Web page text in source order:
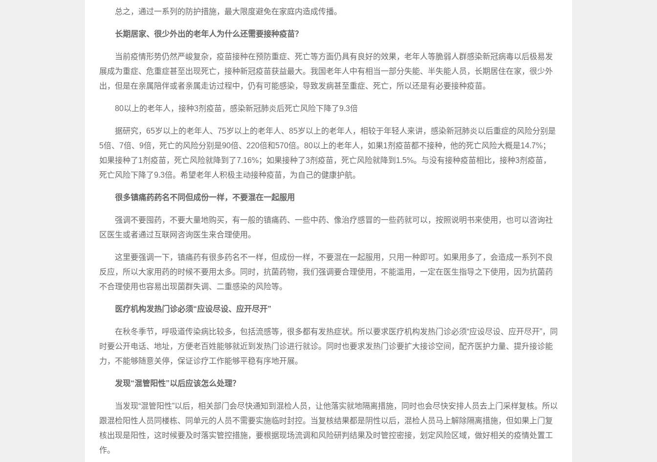
总之，通过一系列的防护措施，最大限度避免在家庭内造成传播。
长期居家、很少外出的老年人为什么还需要接种疫苗？
当前疫情形势仍然严峻复杂，疫苗接种在预防重症、死亡等方面仍具有良好的效果，老年人等脆弱人群感染新冠病毒以后极易发
展成为重症、危重症甚至出现死亡，接种新冠疫苗获益最大。我国老年人中有相当一部分失能、半失能人员，长期居住在家，很少外
出，但是在亲属陪伴或者亲属走访过程中，仍有可能感染，导致发病甚至重症、死亡，所以还是有必要接种疫苗。
80以上的老年人，接种3剂疫苗，感染新冠肺炎后死亡风险下降了9.3倍
据研究，65岁以上的老年人、75岁以上的老年人、85岁以上的老年人，相较于年轻人来讲，感染新冠肺炎以后重症的风险分别是
5倍、7倍、9倍，死亡的风险分别是90倍、220倍和570倍。80以上的老年人，如果1剂疫苗都不接种，他的死亡风险大概是14.7%；
如果接种了1剂疫苗，死亡风险就降到了7.16%；如果接种了3剂疫苗，死亡风险就降到1.5%。与没有接种疫苗相比，接种3剂疫苗，
死亡风险下降了9.3倍。希望老年人积极主动接种疫苗，为自己的健康护航。
很多镇痛药药名不同但成份一样，不要混在一起服用
强调不要囤药，不要大量地购买，有一般的镇痛药、一些中药、像治疗感冒的一些药就可以，按照说明书来使用，也可以咨询社
区医生或者通过互联网咨询医生来合理使用。
这里要强调一下，镇痛药有很多药名不一样，但成份一样，不要混在一起服用，只用一种即可。如果用多了，会造成一系列不良
反应，所以大家用药的时候不要用太多。同时，抗菌药物，我们强调要合理使用，不能滥用，一定在医生指导之下使用，因为抗菌药
不合理使用也容易出现菌群失调、二重感染的风险等。
医疗机构发热门诊必须“应设尽设、应开尽开”
在秋冬季节，呼吸道传染病比较多，包括流感等，很多都有发热症状。所以要求医疗机构发热门诊必须“应设尽设、应开尽开”，同
时要公开电话、地址，方便老百姓能够就近到发热门诊进行就诊。同时也要求发热门诊要扩大接诊空间，配齐医护力量、提升接诊能
力，不能够随意关停，保证诊疗工作能够平稳有序地开展。
发现“混管阳性”以后应该怎么处理？
当发现“混管阳性”以后，相关部门会尽快通知到混检人员，让他落实就地隔离措施，同时也会尽快安排人员去上门采样复核。所以
跟混检阳性人员同楼栋、同单元的人员不需要实施临时封控。当复核结果都是阴性以后，混检人员马上解除隔离措施，但如果上门复
核出现是阳性，这时候要及时落实管控措施，要根据现场流调和风险研判结果及时管控密接，划定风险区域，做好相关的疫情处置工
作。